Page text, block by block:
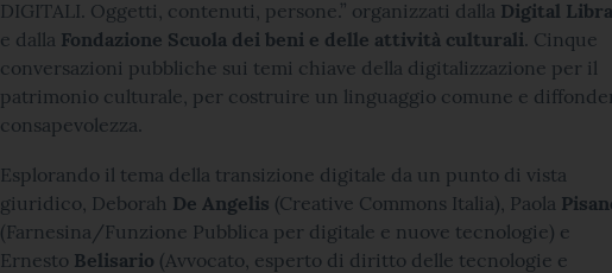
DIGITALI. Oggetti, contenuti, persone.” organizzati dalla Digital
e dalla Fondazione Scuola dei beni e delle attività culturali. Cinque
conversazioni pubbliche sui temi chiave della digitalizzazione per il
patrimonio culturale, per costruire un linguaggio comune e
consapevolezza.
Esplorando il tema della transizione digitale da un punto di vista
giuridico, Deborah De Angelis (Creative Commons Italia), Paola
(Farnesina/Funzione Pubblica per digitale e nuove tecnologie) e
Ernesto Belisario (Avvocato, esperto di diritto delle tecnologie e